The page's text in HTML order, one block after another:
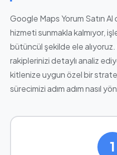
Google Maps Yorum Satın Al
hizmeti sunmakla kalmıyor,
bütüncül şekilde ele
rakiplerinizi detaylı analiz
kitlenize uygun özel bir
sürecimizi adım adım nasıl
1